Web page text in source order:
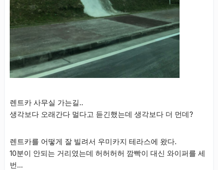
렌트카 사무실 가는길..
생각보다 오래간다 멀다고 듣긴했는데 생각보다 더 먼데?
렌트카를 어떻게 잘 빌려서 우미카지 테라스에 왔다.
10분이 안되는 거리였는데 허허허허 깜빡이 대신 와이퍼를 세
번…